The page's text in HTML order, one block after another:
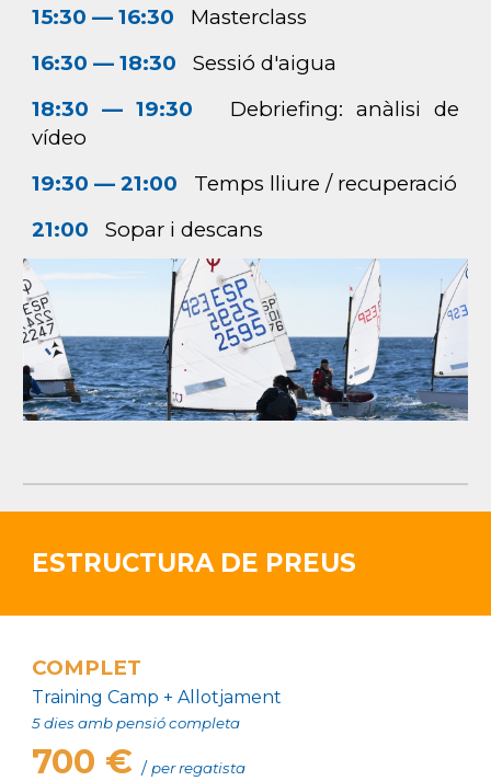
15:30 — 16:30 Masterclass
16:30 — 18:30Sessió d'aigua
18:30 — 19:30 Debriefing: anàlisi de
vídeo
19:30 — 21:00 Temps lliure / recuperació
21:00Sopar i descans
ESTRUCTURA DE PREUS
COMPLET
Training Camp + Allotjament
5dies amb pensió completa
700 € /perregatista